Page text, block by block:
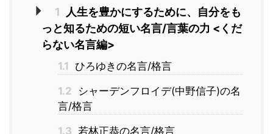
1
人生を豊かにするために、自分をも
っと知るための短い名言/言葉の力 <くだ
らない名言編>
1.1 ひろゆきの名言/格言
1.2
シャーデンフロイデ(中野信子)の名
言/格言
1.3 若林正恭の名言/格言